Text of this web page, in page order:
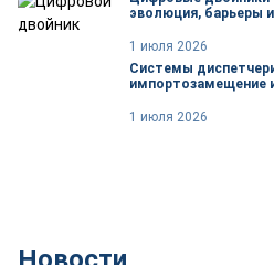
эволюция, барьеры
1 июля 2026
Системы
импортозамещение
1 июля 2026